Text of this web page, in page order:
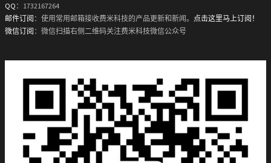
QQ ：1732167264
邮件订阅 ：使用常用邮箱接收费米科技的产品更新和新闻。 点击这里马上订阅！
微信订阅 ：微信扫描右侧二维码关注费米科技微信公众号